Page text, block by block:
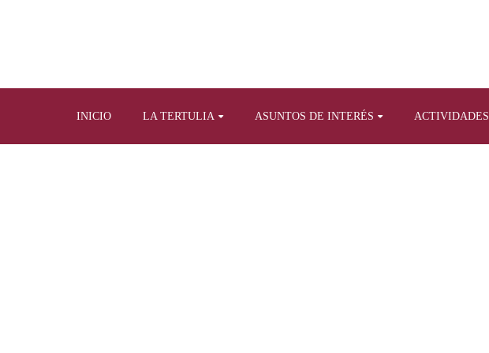
INICIO LA TERTULIA ASUNTOS DE INTERÉS ACTIVIDADES